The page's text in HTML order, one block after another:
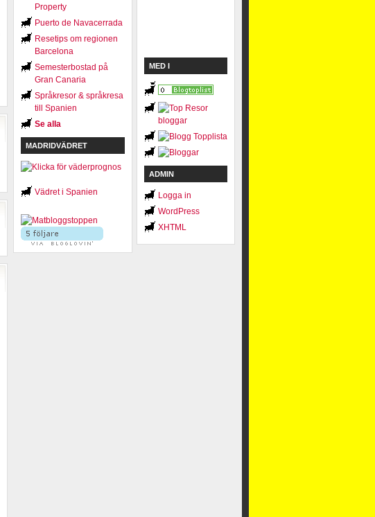
Property
Puerto de Navacerrada
Resetips om regionen
Barcelona
Semesterbostad på
Gran Canaria
Språkresor & språkresa
till Spanien
Se alla
MADRIDVÄDRET
Vädret i Spanien
MED I
ADMIN
Logga in
WordPress
XHTML